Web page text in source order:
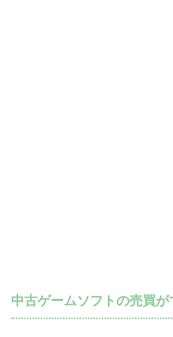
中古ゲームソフトの売買が